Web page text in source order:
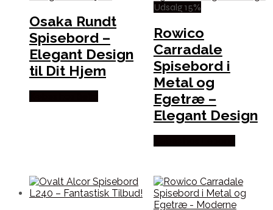
Osaka Rundt
Spisebord –
Elegant Design
til Dit Hjem
Udsalg 15%
Rowico
Carradale
Spisebord i
Metal og
Egetræ –
Elegant Design